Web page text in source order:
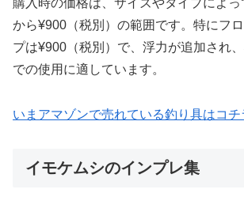
購入時の価格は、サイズやタイプによ
から¥900（税別）の範囲です。特にフ
プは¥900（税別）で、浮力が追加され
での使用に適しています。
いまアマゾンで売れている釣り具はコチ
イモケムシのインプレ集